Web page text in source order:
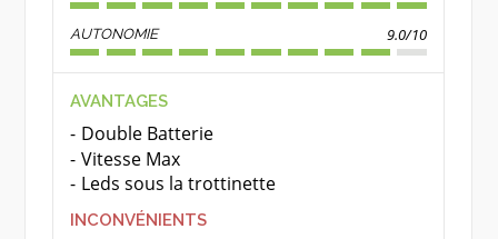
AUTONOMIE 9.0/10
AVANTAGES
Double Batterie
Vitesse Max
Leds sous la trottinette
INCONVÉNIENTS